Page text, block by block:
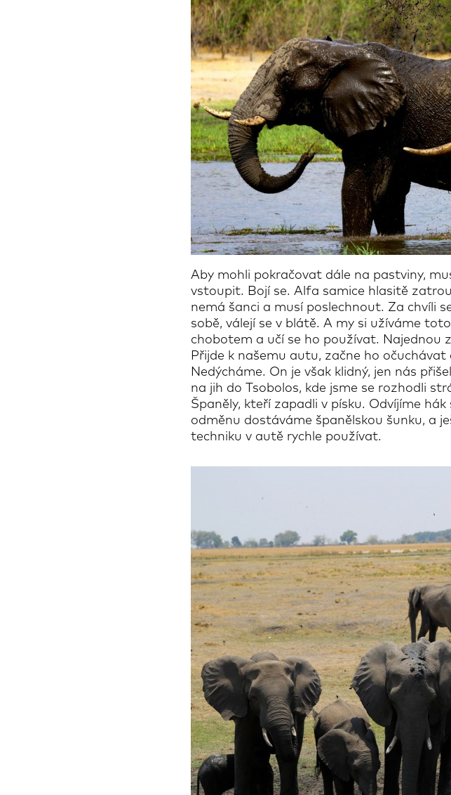
Aby mohli pokračovat dále na pastviny,
vstoupit. Bojí se. Alfa samice hlasitě
nemá šanci a musí poslechnout. Za chvíli
sobě, válejí se v blátě. A my si užíváme
chobotem a učí se ho používat. Najednou
Přijde k našemu autu, začne ho
Nedýcháme. On je však klidný, jen nás
na jih do Tsobolos, kde jsme se rozhodli
Španěly, kteří zapadli v písku. Odvíjíme
odměnu dostáváme španělskou šunku, a
techniku ​​v autě rychle používat.